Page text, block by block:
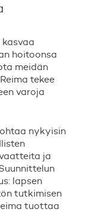
hoitoonsa
meidän
Reima tekee
varoja
nykyisin
ja
lapsen
ön tutkimisen
tuottaa